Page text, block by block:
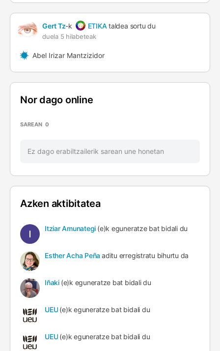
Gert Tz-k ETIKA taldea sortu du
duela 5 hilabeteak
Abel Irizar Mantzizidor
Nor dago online
SAREAN 0
Ez dago erabiltzailerik sarean une honetan
Azken aktibitatea
Itziar Amunategi (e)k eguneratze bat bidali du
Esther Acha Peña aditu erregistratu bihurtu da
Iñaki (e)k eguneratze bat bidali du
UEU (e)k eguneratze bat bidali du
UEU (e)k eguneratze bat bidali du